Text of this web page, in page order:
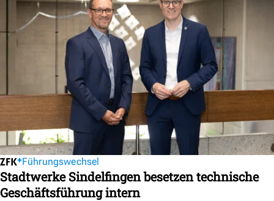
Führungswechsel
Stadtwerke Sindelfingen besetzen technische
Geschäftsführung intern